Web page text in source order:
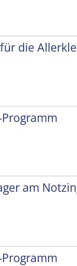
die
am